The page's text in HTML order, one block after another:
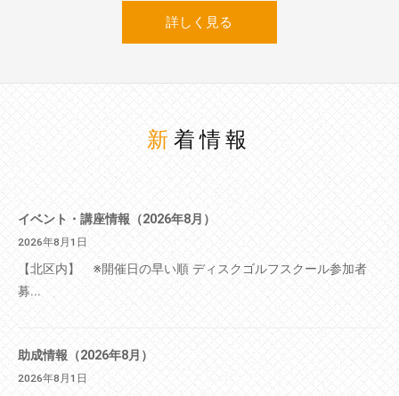
詳しく見る
新着情報
イベント・講座情報（2026年8月）
2026年8月1日
【北区内】 ※開催日の早い順 ディスクゴルフスクール参加者
募...
助成情報（2026年8月）
2026年8月1日